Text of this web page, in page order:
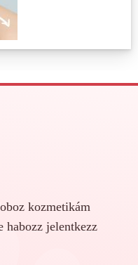
kozmetikám
habozz jelentkezz